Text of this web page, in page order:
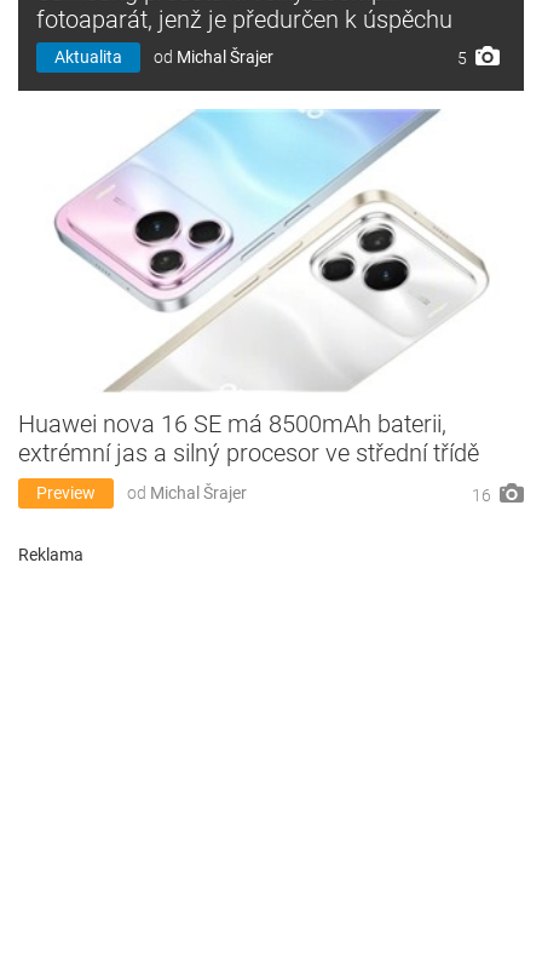
fotoaparát, jenž je předurčen k úspěchu
Aktualita od Michal Šrajer 5
Huawei nova 16 SE má 8500mAh baterii,
extrémní jas a silný procesor ve střední třídě
Preview od Michal Šrajer 16
Reklama